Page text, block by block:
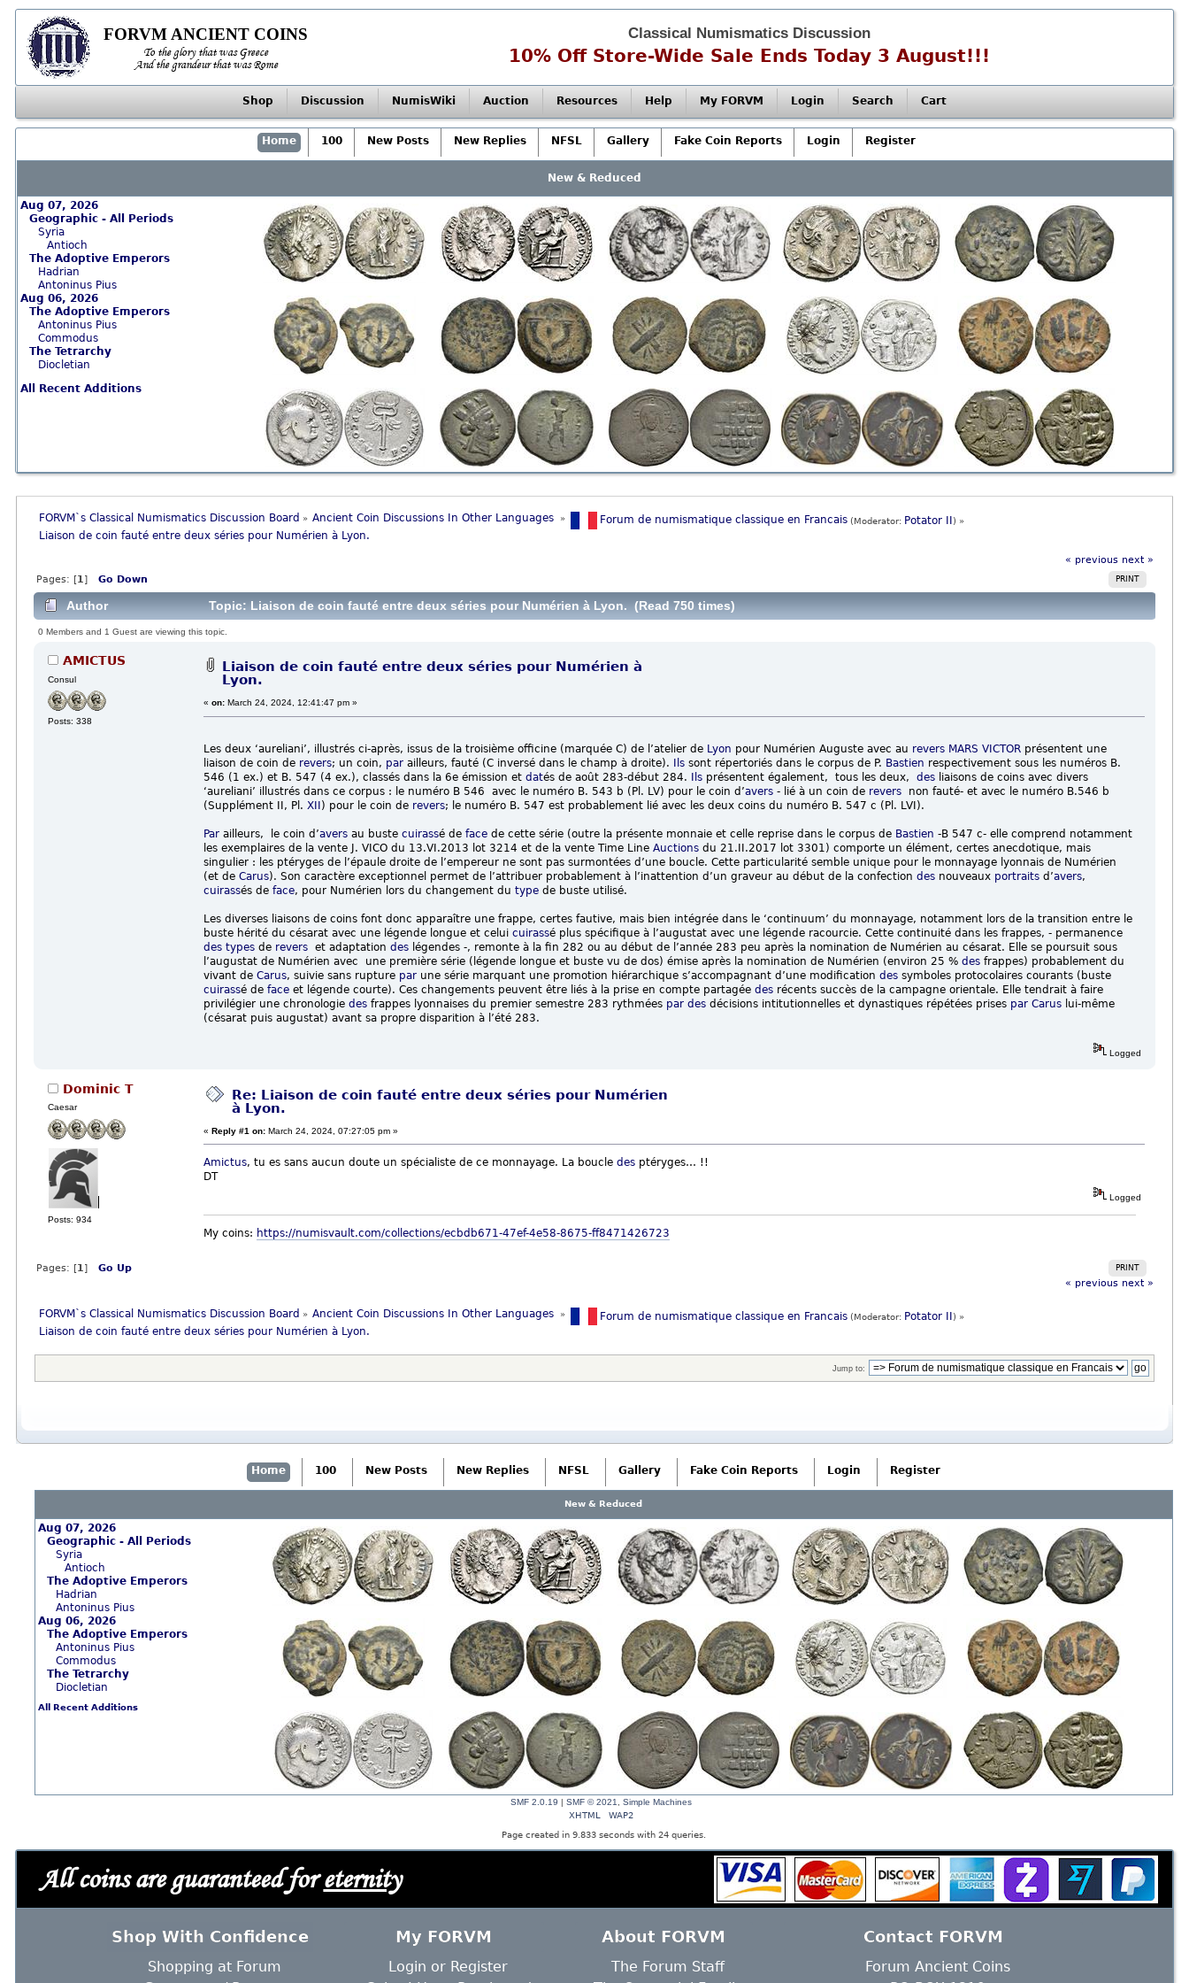
FORVM ANCIENT COINS
To the glory that was Greece
And the grandeur that was Rome
Classical Numismatics Discussion
10% Off Store-Wide Sale Ends Today 3 August!!!
Shop Discussion NumisWiki Auction Resources Help My FORVM Login Search Cart
Home 100 New Posts New Replies NFSL Gallery Fake Coin Reports Login Register
New & Reduced
Aug 07, 2026
Geographic - All Periods
Syria
Antioch
The Adoptive Emperors
Hadrian
Antoninus Pius
Aug 06, 2026
The Adoptive Emperors
Antoninus Pius
Commodus
The Tetrarchy
Diocletian
All Recent Additions
FORVM`s Classical Numismatics Discussion Board » Ancient Coin Discussions In Other Languages » Forum de numismatique classique en Francais(Moderator: Potator II) »
Liaison de coin fauté entre deux séries pour Numérien à Lyon.
« previous next »
PRINT
Pages: [1] Go Down
Author Topic: Liaison de coin fauté entre deux séries pour Numérien à Lyon. (Read 750 times)
0 Members and 1 Guest are viewing this topic.
AMICTUS
Consul
Posts: 338
Liaison de coin fauté entre deux séries pour Numérien à
Lyon.
«on: March 24, 2024, 12:41:47 pm »
Les deux ‘aureliani’, illustrés ci-après, issus de la troisième officine (marquée C) de l’atelier de Lyon pour Numérien Auguste avec au revers MARS VICTOR présentent une
liaison de coin de revers; un coin, par ailleurs, fauté (C inversé dans le champ à droite). Ils sont répertoriés dans le corpus de P. Bastien respectivement sous les numéros B.
546 (1 ex.) et B. 547 (4 ex.), classés dans la 6e émission etdatés de août 283-début 284. Ils présentent également, tous les deux,des liaisons de coins avec divers
‘aureliani’ illustrés dans ce corpus : le numéro B 546 avec le numéro B. 543 b (Pl. LV) pour le coin d’avers - lié à un coin de revers non fauté- et avec le numéro B.546 b
(Supplément II, Pl. XII) pour le coin de revers; le numéro B. 547 est probablement lié avec les deux coins du numéro B. 547 c (Pl. LVI).
Par ailleurs, le coin d’avers au bustecuirassé deface de cette série (outre la présente monnaie et celle reprise dans le corpus de Bastien -B 547 c- elle comprend notamment
les exemplaires de la vente J. VICO du 13.VI.2013 lot 3214 et de la vente Time LineAuctions du 21.II.2017 lot 3301) comporte un élément, certes anecdotique, mais
singulier : les ptéryges de l’épaule droite de l’empereur ne sont pas surmontées d’une boucle. Cette particularité semble unique pour le monnayage lyonnais de Numérien
(et deCarus). Son caractère exceptionnel permet de l’attribuer probablement à l’inattention d’un graveur au début de la confectiondes nouveaux portraits d’avers,
cuirassés deface, pour Numérien lors du changement dutype de buste utilisé.
Les diverses liaisons de coins font donc apparaître une frappe, certes fautive, mais bien intégrée dans le ‘continuum’ du monnayage, notamment lors de la transition entre le
buste hérité du césarat avec une légende longue et celuicuirassé plus spécifique à l’augustat avec une légende racourcie. Cette continuité dans les frappes, - permanence
des types de revers et adaptationdes légendes -, remonte à la fin 282 ou au début de l’année 283 peu après la nomination de Numérien au césarat. Elle se poursuit sous
l’augustat de Numérien avec une première série (légende longue et buste vu de dos) émise après la nomination de Numérien (environ 25 %des frappes) probablement du
vivant deCarus, suivie sans rupture par une série marquant une promotion hiérarchique s’accompagnant d’une modificationdes symboles protocolaires courants (buste
cuirassé deface et légende courte). Ces changements peuvent être liés à la prise en compte partagéedes récents succès de la campagne orientale. Elle tendrait à faire
privilégier une chronologiedes frappes lyonnaises du premier semestre 283 rythmées par des décisions intitutionnelles et dynastiques répétées prises par Carus lui-même
(césarat puis augustat) avant sa propre disparition à l’été 283.
Logged
Dominic T
Caesar
Posts: 934
Re: Liaison de coin fauté entre deux séries pour Numérien
à Lyon.
«Reply #1 on: March 24, 2024, 07:27:05 pm »
Amictus, tu es sans aucun doute un spécialiste de ce monnayage. La boucledes ptéryges… !!
DT
Logged
My coins: https://numisvault.com/collections/ecbdb671-47ef-4e58-8675-ff8471426723
PRINT
Pages: [1] Go Up
« previous next »
FORVM`s Classical Numismatics Discussion Board » Ancient Coin Discussions In Other Languages » Forum de numismatique classique en Francais(Moderator: Potator II) »
Liaison de coin fauté entre deux séries pour Numérien à Lyon.
Jump to:
Home 100 New Posts New Replies NFSL Gallery Fake Coin Reports Login Register
New & Reduced
Aug 07, 2026
Geographic - All Periods
Syria
Antioch
The Adoptive Emperors
Hadrian
Antoninus Pius
Aug 06, 2026
The Adoptive Emperors
Antoninus Pius
Commodus
The Tetrarchy
Diocletian
All Recent Additions
SMF 2.0.19 | SMF © 2021
Simple Machines
XHTML
WAP2
Page created in 9.833 seconds with 24 queries.
All coins are guaranteed foreternity
Shop With Confidence
Shopping at Forum
My FORVM
Login or Register
About FORVM
The Forum Staff
Contact FORVM
Forum Ancient Coins